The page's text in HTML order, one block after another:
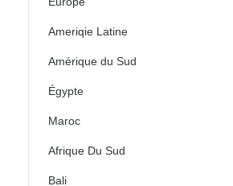
Ameriqie Latine
Amérique du Sud
Égypte
Maroc
Afrique Du Sud
Bali